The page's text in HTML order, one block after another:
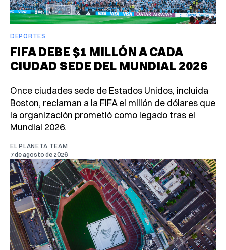
DEPORTES
FIFA DEBE $1 MILLÓN A CADA
CIUDAD SEDE DEL MUNDIAL 2026
Once ciudades sede de Estados Unidos, incluida
Boston, reclaman a la FIFA el millón de dólares que
la organización prometió como legado tras el
Mundial 2026.
EL PLANETA TEAM
7 de agosto de 2026